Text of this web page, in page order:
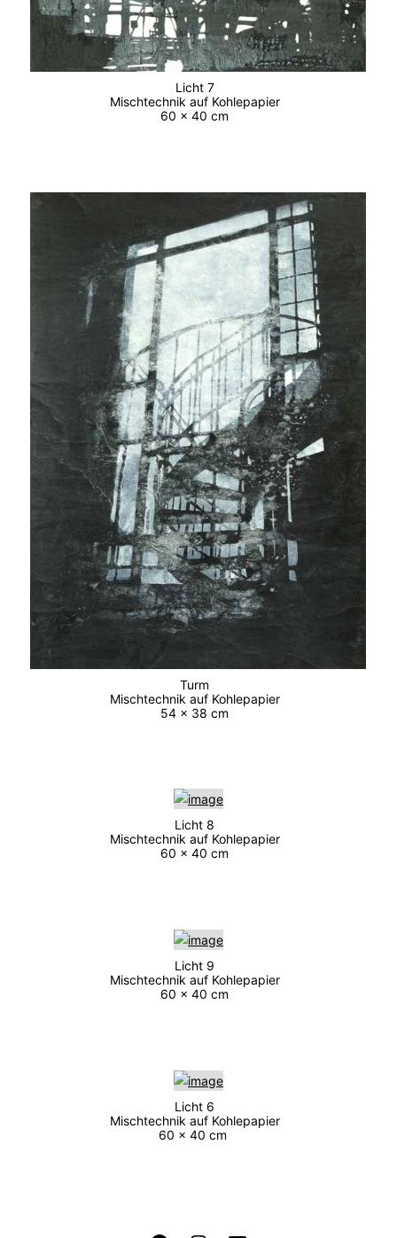
Licht 7
Mischtechnik auf Kohlepapier
60 x 40 cm
Turm
Mischtechnik auf Kohlepapier
54 x 38 cm
Licht 8
Mischtechnik auf Kohlepapier
60 x 40 cm
Licht 9
Mischtechnik auf Kohlepapier
60 x 40 cm
Licht 6
Mischtechnik auf Kohlepapier
60 x 40 cm